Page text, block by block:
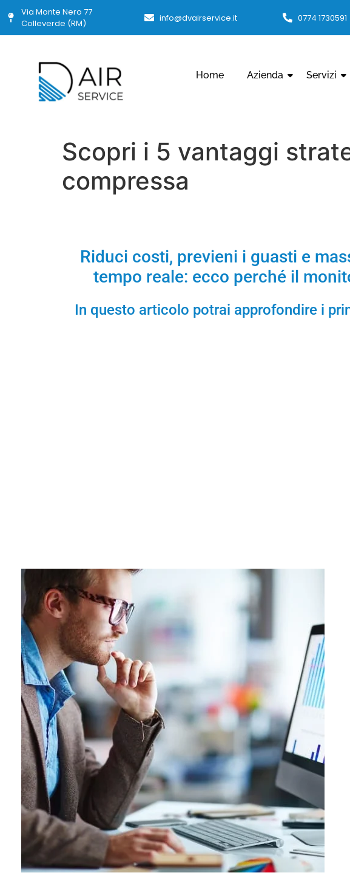
Via Monte Nero 77
Colleverde (RM)
info@dvairservice.it 0774 1730591
Home Azienda Servizi
Scopri i 5 vantaggi
compressa
Riduci costi, previeni i guasti e
tempo reale: ecco perché il
In questo articolo potrai approfondire i